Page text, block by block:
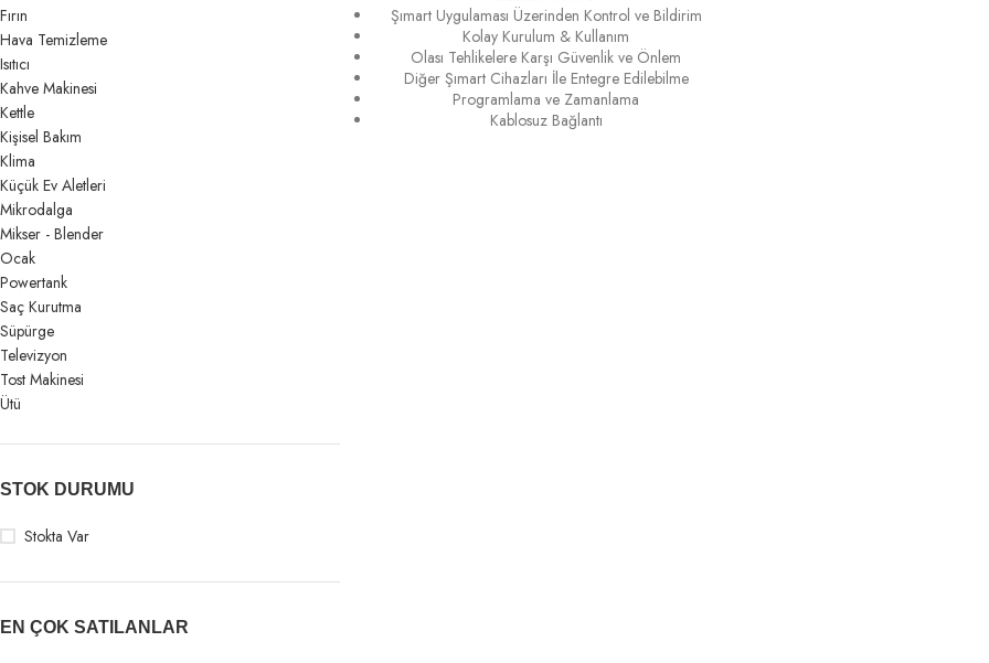
Fırın
Hava Temizleme
Isıtıcı
Kahve Makinesi
Kettle
Kişisel Bakım
Klima
Küçük Ev Aletleri
Mikrodalga
Mikser - Blender
Ocak
Powertank
Saç Kurutma
Süpürge
Televizyon
Tost Makinesi
Ütü
STOK DURUMU
Stokta Var
EN ÇOK SATILANLAR
Şımart Uygulaması Üzerinden Kontrol ve Bildirim
Kolay Kurulum & Kullanım
Olası Tehlikelere Karşı Güvenlik ve Önlem
Diğer Şımart Cihazları İle Entegre Edilebilme
Programlama ve Zamanlama
Kablosuz Bağlantı